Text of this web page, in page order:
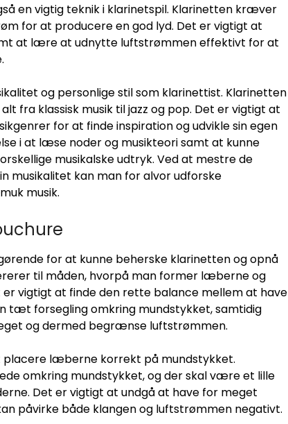
en vigtig teknik i klarinetspil. Klarinetten kræver
for at producere en god lyd. Det er vigtigt at
at lære at udnytte luftstrømmen effektivt for at
og personlige stil som klarinettist. Klarinetten
fra klassisk musik til jazz og pop. Det er vigtigt at
for at finde inspiration og udvikle sin egen
i at læse noder og musikteori samt at kunne
musikalske udtryk. Ved at mestre de
musikalitet kan man for alvor udforske
musik.
for at kunne beherske klarinetten og opnå
til måden, hvorpå man former læberne og
vigtigt at finde den rette balance mellem at have
tæt forsegling omkring mundstykket, samtidig
og dermed begrænse luftstrømmen.
placere læberne korrekt på mundstykket.
omkring mundstykket, og der skal være et lille
Det er vigtigt at undgå at have for meget
påvirke både klangen og luftstrømmen negativt.